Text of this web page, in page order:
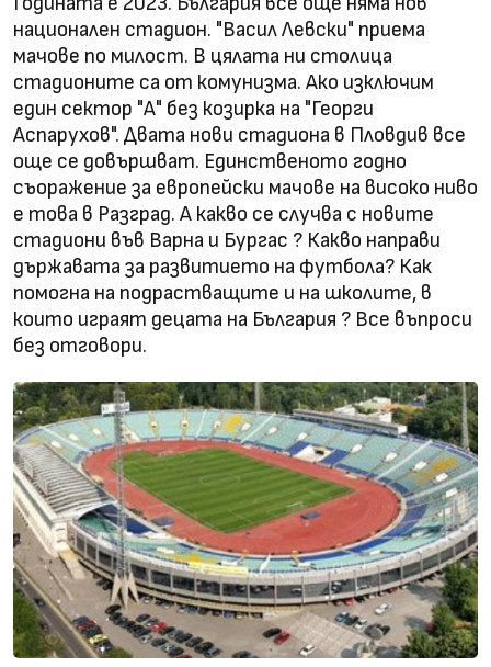
национален стадион. "Васил Левски" приема
мачове по милост. В цялата ни столица
стадионите са от комунизма. Ако изключим
един сектор "А" без козирка на "Георги
Аспарухов". Двата нови стадиона в Пловдив все
още се довършват. Единственото годно
съоражение за европейски мачове на високо ниво
е това в Разград. А какво се случва с новите
стадиони във Варна и Бургас ? Какво направи
държавата за развитието на футбола? Как
помогна на подрастващите и на школите, в
които играят децата на България ? Все въпроси
без отговори.